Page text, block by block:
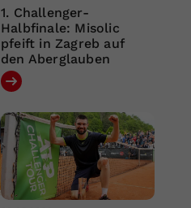
1. Challenger-
Halbfinale: Misolic
pfeift in Zagreb auf
den Aberglauben